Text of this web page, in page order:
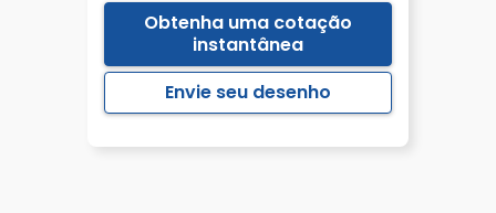
Obtenha uma cotação
instantânea
Envie seu desenho